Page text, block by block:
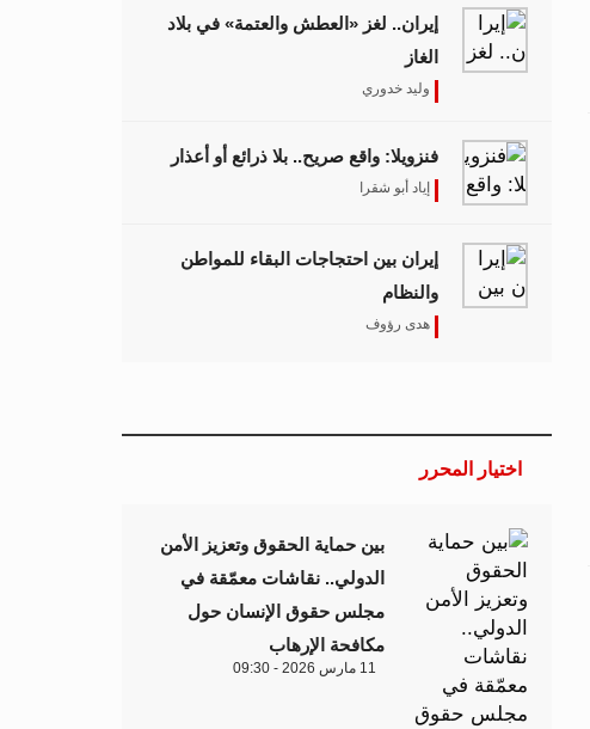
إيران.. لغز «العطش والعتمة» في بلاد
الغاز
وليد خدوري
فنزويلا: واقع صريح.. بلا ذرائع أو أعذار
إياد أبو شقرا
إيران بين احتجاجات البقاء للمواطن
والنظام
هدى رؤوف
اختيار المحرر
بين حماية الحقوق وتعزيز الأمن
الدولي.. نقاشات معمّقة في
مجلس حقوق الإنسان حول
مكافحة الإرهاب
11 مارس 2026 - 09:30